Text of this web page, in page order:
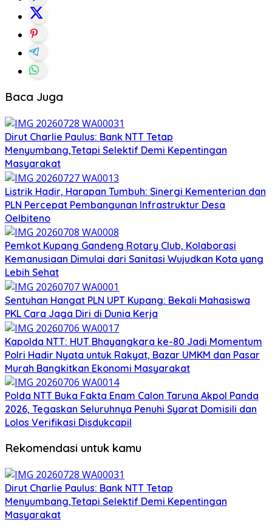
Baca Juga
Dirut Charlie Paulus: Bank NTT Tetap
Menyumbang,Tetapi Selektif Demi Kepentingan
Masyarakat
Listrik Hadir, Harapan Tumbuh: Sinergi Kementerian dan
PLN Percepat Pembangunan Infrastruktur Desa
Oelbiteno
Pemkot Kupang Gandeng Rotary Club, Kolaborasi
Kemanusiaan Dimulai dari Sanitasi Wujudkan Kota yang
Lebih Sehat
Sentuhan Hangat PLN UPT Kupang: Bekali Mahasiswa
PKL Cara Jaga Diri di Dunia Kerja
Kapolda NTT: HUT Bhayangkara ke-80 Jadi Momentum
Polri Hadir Nyata untuk Rakyat, Bazar UMKM dan Pasar
Murah Bangkitkan Ekonomi Masyarakat
Polda NTT Buka Fakta Enam Calon Taruna Akpol Panda
2026, Tegaskan Seluruhnya Penuhi Syarat Domisili dan
Lolos Verifikasi Disdukcapil
Rekomendasi untuk kamu
Dirut Charlie Paulus: Bank NTT Tetap
Menyumbang,Tetapi Selektif Demi Kepentingan
Masyarakat